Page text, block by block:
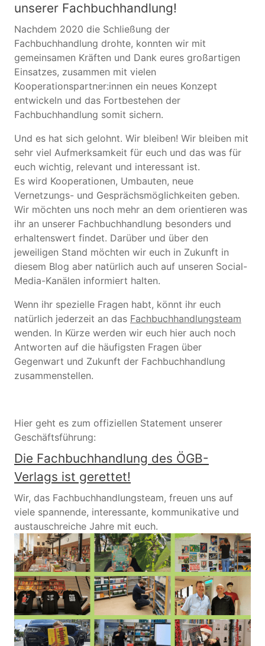
unserer Fachbuchhandlung!
Nachdem 2020 die Schließung der
Fachbuchhandlung drohte, konnten wir mit
gemeinsamen Kräften und Dank eures großartigen
Einsatzes, zusammen mit vielen
Kooperationspartner:innen ein neues Konzept
entwickeln und das Fortbestehen der
Fachbuchhandlung somit sichern.
Und es hat sich gelohnt. Wir bleiben! Wir bleiben mit
sehr viel Aufmerksamkeit für euch und das was für
euch wichtig, relevant und interessant ist.
Es wird Kooperationen, Umbauten, neue
Vernetzungs- und Gesprächsmöglichkeiten geben.
Wir möchten uns noch mehr an dem orientieren was
ihr an unserer Fachbuchhandlung besonders und
erhaltenswert findet. Darüber und über den
jeweiligen Stand möchten wir euch in Zukunft in
diesem Blog aber natürlich auch auf unseren Social-
Media-Kanälen informiert halten.
Wenn ihr spezielle Fragen habt, könnt ihr euch
natürlich jederzeit an das Fachbuchhandlungsteam
wenden. In Kürze werden wir euch hier auch noch
Antworten auf die häufigsten Fragen über
Gegenwart und Zukunft der Fachbuchhandlung
zusammenstellen.
Hier geht es zum offiziellen Statement unserer
Geschäftsführung:
Die Fachbuchhandlung des ÖGB-
Verlags ist gerettet!
Wir, das Fachbuchhandlungsteam, freuen uns auf
viele spannende, interessante, kommunikative und
austauschreiche Jahre mit euch.